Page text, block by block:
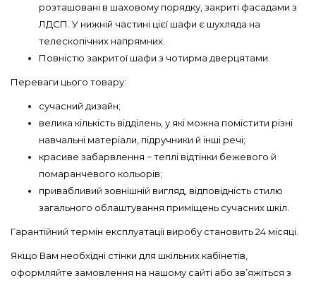
розташовані в шаховому порядку, закриті фасадами з
ЛДСП. У нижній частині цієї шафи є шухляда на
телескопічних напрямних.
Повністю закритої шафи з чотирма дверцятами.
Переваги цього товару:
сучасний дизайн;
велика кількість відділень, у які можна помістити різні
навчальні матеріали, підручники й інші речі;
красиве забарвлення − теплі відтінки бежевого й
помаранчевого кольорів;
привабливий зовнішній вигляд, відповідність стилю
загального облаштування приміщень сучасних шкіл.
Гарантійний термін експлуатації виробу становить 24 місяці.
Якщо Вам необхідні стінки для шкільних кабінетів,
оформляйте замовлення на нашому сайті або зв’яжіться з